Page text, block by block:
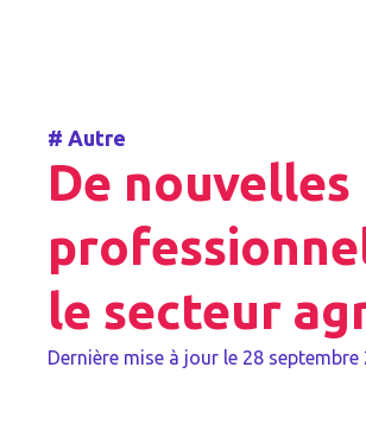
# Autre
De nouvelles
le secteur
Dernière mise à jour le 28 septembre